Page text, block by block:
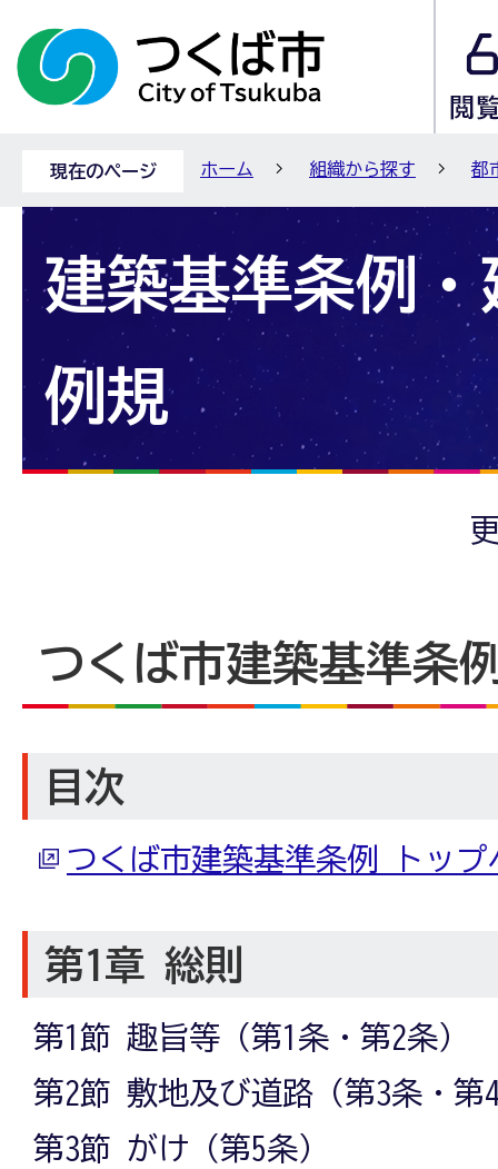
現在のページ ホーム 組織から探す 都
建築基準条例・
例規
つくば市建築基準条
目次
つくば市建築基準条例 トップ
第1章 総則
第1節 趣旨等（第1条・第2条）
第2節 敷地及び道路（第3条・第
第3節 がけ（第5条）